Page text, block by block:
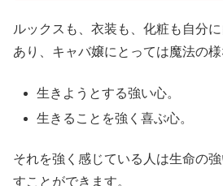
ルックスも、衣装も、化粧も自分
あり、キャバ嬢にとっては魔法の様
生きようとする強い心。
生きることを強く喜ぶ心。
それを強く感じている人は生命の
すことができます。